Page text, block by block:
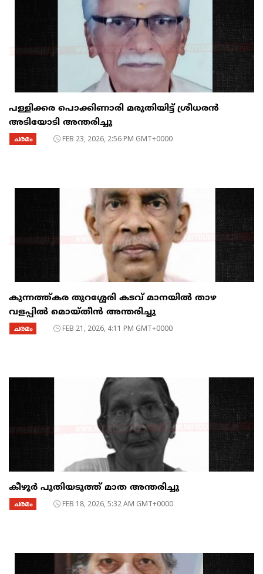
പള്ളിക്കര പൊക്കിണാരി മരുതിയിട്ട് ശ്രീധരൻ
അടിയോടി അന്തരിച്ചു
ചരമം FEB 23, 2026, 2:56 PM GMT+0000
കുന്നത്ത്കര തുറശ്ശേരി കടവ് മാനയിൽ താഴ
വളപ്പിൽ മൊയ്തീൻ അന്തരിച്ചു
ചരമം FEB 21, 2026, 4:11 PM GMT+0000
കീഴൂർ പുതിയടുത്ത് മാത അന്തരിച്ചു
ചരമം FEB 18, 2026, 5:32 AM GMT+0000